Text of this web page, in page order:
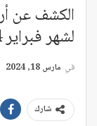
الكشف عن
لشهر فبراير 2024
في مارس 18, 2024
شارك